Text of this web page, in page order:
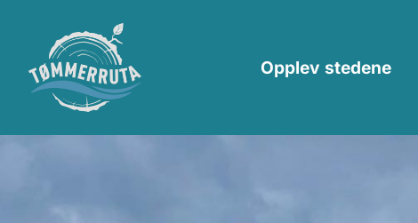
Opplev stedene